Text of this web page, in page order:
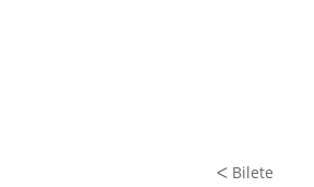
ᐸ Bilete